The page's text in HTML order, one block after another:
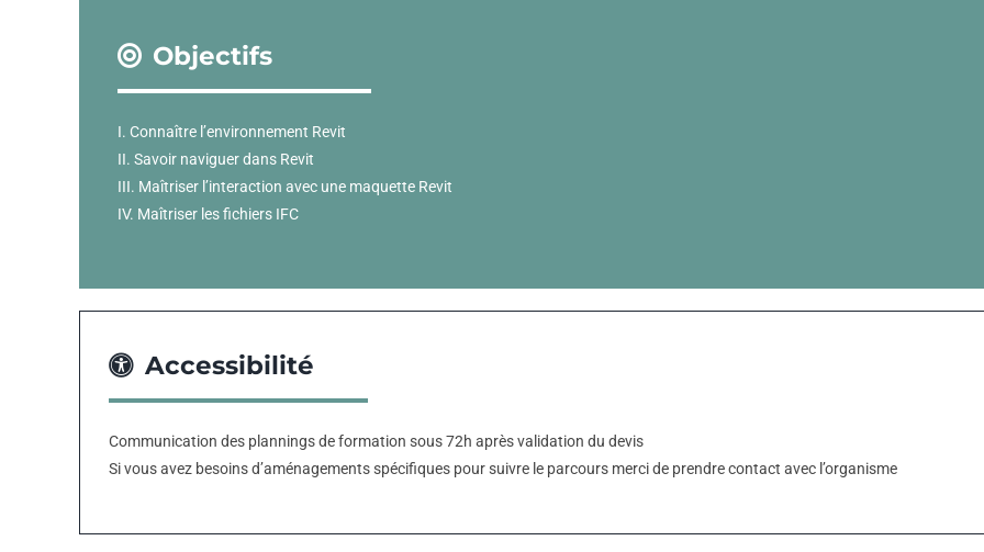
Objectifs
I. Connaître l’environnement Revit
II. Savoir naviguer dans Revit
III. Maîtriser l’interaction avec une maquette Revit
IV. Maîtriser les fichiers IFC
Accessibilité
Communication des plannings de formation sous 72h après validation du devis
Si vous avez besoins d’aménagements spécifiques pour suivre le parcours merci de prendre contact avec l’organisme